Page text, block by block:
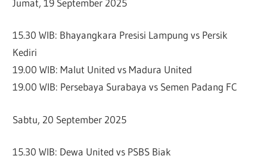
Jumat, 19 September 2025
15.30 WIB: Bhayangkara Presisi Lampung vs Persik
Kediri
19.00 WIB: Malut United vs Madura United
19.00 WIB: Persebaya Surabaya vs Semen Padang FC
Sabtu, 20 September 2025
15.30 WIB: Dewa United vs PSBS Biak